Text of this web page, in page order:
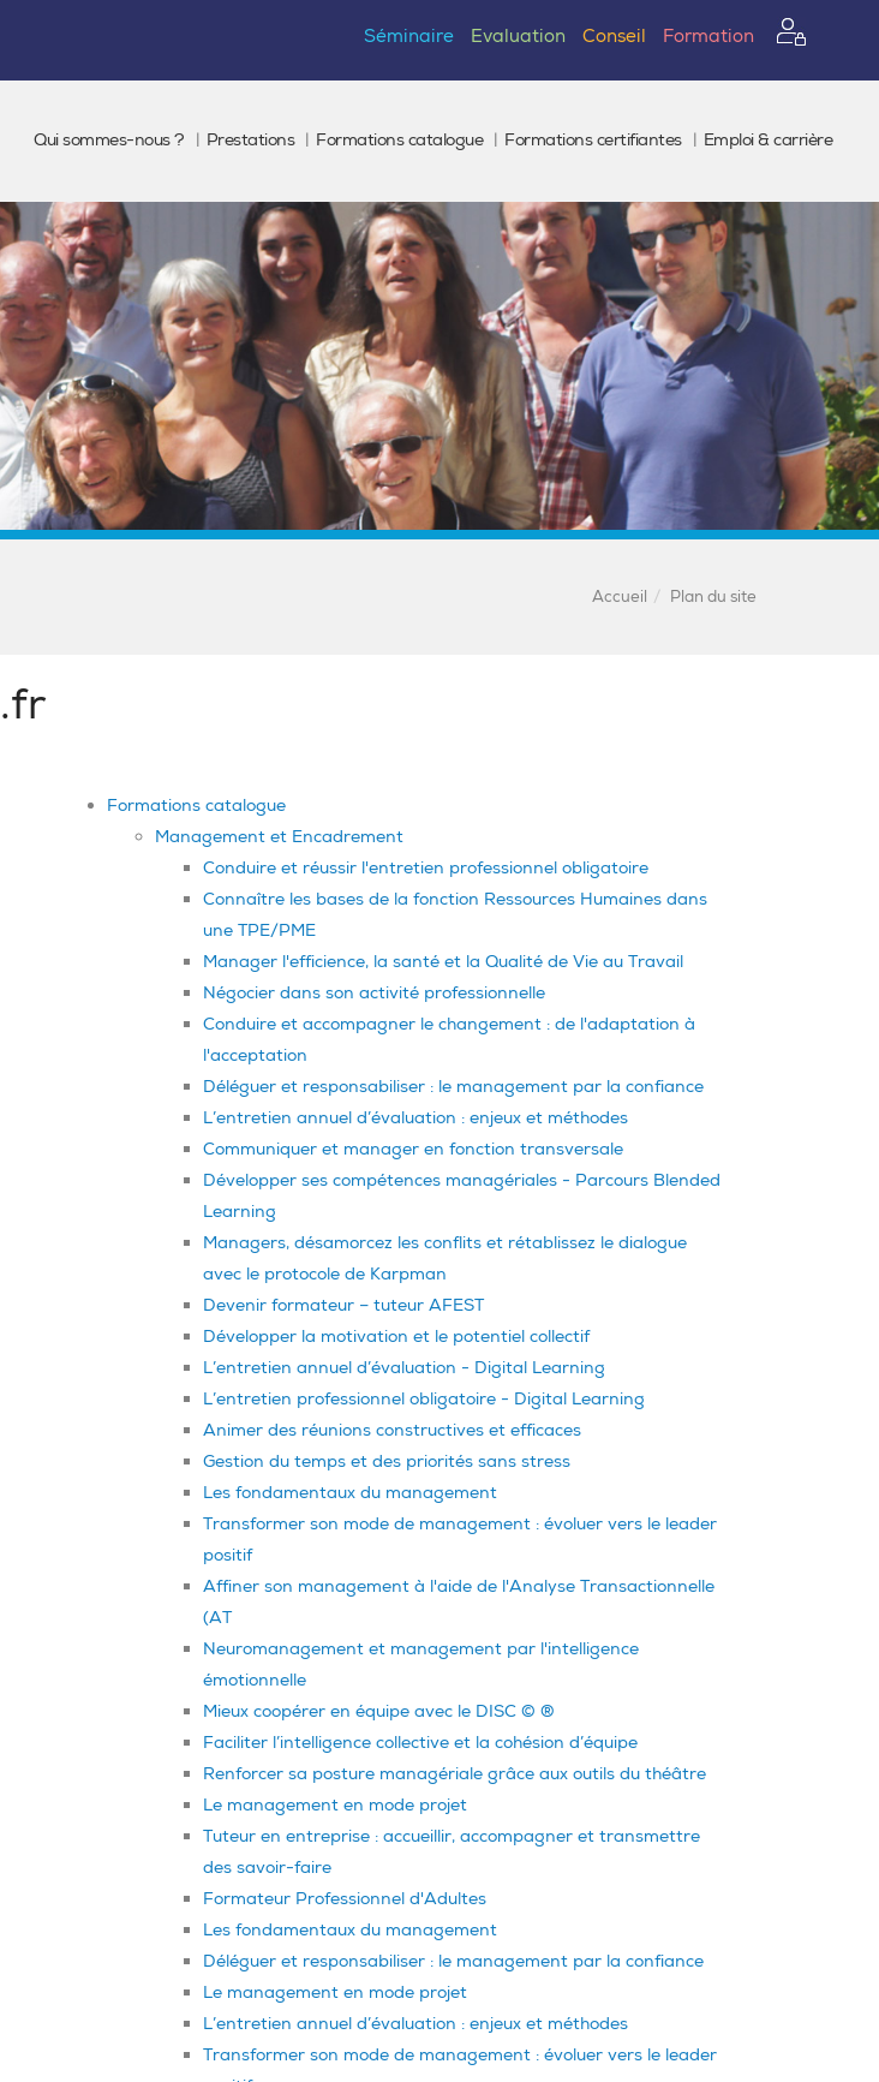
Séminaire Evaluation Conseil Formation
Qui sommes-nous ? Prestations Formations catalogue Formations certifiantes Emploi & carrière
Accueil Plan du site
Formations catalogue
Management et Encadrement
Conduire et réussir l'entretien professionnel obligatoire
Connaître les bases de la fonction Ressources Humaines dans
une TPE/PME
Manager l'efficience, la santé et la Qualité de Vie au Travail
Négocier dans son activité professionnelle
Conduire et accompagner le changement : de l'adaptation à
l'acceptation
Déléguer et responsabiliser : le management par la confiance
L’entretien annuel d’évaluation : enjeux et méthodes
Communiquer et manager en fonction transversale
Développer ses compétences managériales - Parcours Blended
Learning
Managers, désamorcez les conflits et rétablissez le dialogue
avec le protocole de Karpman
Devenir formateur – tuteur AFEST
Développer la motivation et le potentiel collectif
L’entretien annuel d’évaluation - Digital Learning
L’entretien professionnel obligatoire - Digital Learning
Animer des réunions constructives et efficaces
Gestion du temps et des priorités sans stress
Les fondamentaux du management
Transformer son mode de management : évoluer vers le leader
positif
Affiner son management à l'aide de l'Analyse Transactionnelle
(AT
Neuromanagement et management par l'intelligence
émotionnelle
Mieux coopérer en équipe avec le DISC © ®
Faciliter l’intelligence collective et la cohésion d’équipe
Renforcer sa posture managériale grâce aux outils du théâtre
Le management en mode projet
Tuteur en entreprise : accueillir, accompagner et transmettre
des savoir-faire
Formateur Professionnel d'Adultes
Les fondamentaux du management
Déléguer et responsabiliser : le management par la confiance
Le management en mode projet
L’entretien annuel d’évaluation : enjeux et méthodes
Transformer son mode de management : évoluer vers le leader